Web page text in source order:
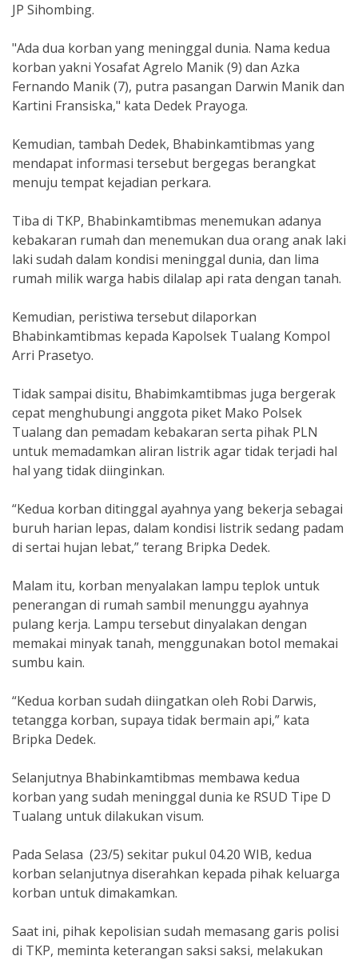
JP Sihombing.
"Ada dua korban yang meninggal dunia. Nama kedua
korban yakni Yosafat Agrelo Manik (9) dan Azka
Fernando Manik (7), putra pasangan Darwin Manik dan
Kartini Fransiska," kata Dedek Prayoga.
Kemudian, tambah Dedek, Bhabinkamtibmas yang
mendapat informasi tersebut bergegas berangkat
menuju tempat kejadian perkara.
Tiba di TKP, Bhabinkamtibmas menemukan adanya
kebakaran rumah dan menemukan dua orang anak laki
laki sudah dalam kondisi meninggal dunia, dan lima
rumah milik warga habis dilalap api rata dengan tanah.
Kemudian, peristiwa tersebut dilaporkan
Bhabinkamtibmas kepada Kapolsek Tualang Kompol
Arri Prasetyo.
Tidak sampai disitu, Bhabimkamtibmas juga bergerak
cepat menghubungi anggota piket Mako Polsek
Tualang dan pemadam kebakaran serta pihak PLN
untuk memadamkan aliran listrik agar tidak terjadi hal
hal yang tidak diinginkan.
“Kedua korban ditinggal ayahnya yang bekerja sebagai
buruh harian lepas, dalam kondisi listrik sedang padam
di sertai hujan lebat,” terang Bripka Dedek.
Malam itu, korban menyalakan lampu teplok untuk
penerangan di rumah sambil menunggu ayahnya
pulang kerja. Lampu tersebut dinyalakan dengan
memakai minyak tanah, menggunakan botol memakai
sumbu kain.
“Kedua korban sudah diingatkan oleh Robi Darwis,
tetangga korban, supaya tidak bermain api,” kata
Bripka Dedek.
Selanjutnya Bhabinkamtibmas membawa kedua
korban yang sudah meninggal dunia ke RSUD Tipe D
Tualang untuk dilakukan visum.
Pada Selasa (23/5) sekitar pukul 04.20 WIB, kedua
korban selanjutnya diserahkan kepada pihak keluarga
korban untuk dimakamkan.
Saat ini, pihak kepolisian sudah memasang garis polisi
di TKP, meminta keterangan saksi saksi, melakukan